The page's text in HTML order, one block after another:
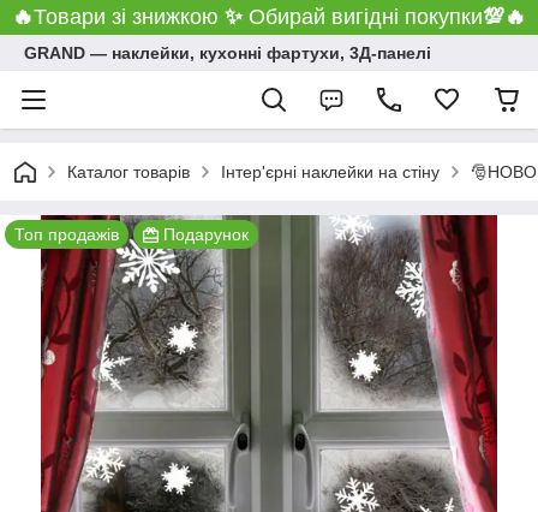
🔥Товари зі знижкою ✨ Обирай вигідні покупки💯🔥
GRAND ― наклейки, кухонні фартухи, 3Д-панелі
Каталог товарів Інтер'єрні наклейки на стіну
Топ продажів Подарунок